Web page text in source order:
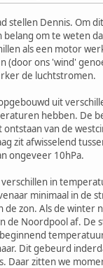
stellen Dennis. Om
belang om te weten
als een motor
(door ons 'wind'
de luchtstromen.
uit
hebben. De
van de
zit afwisselend
ongeveer 10hPa.
in
minimaal in de
de zon. Als de winter
de Noordpool af. De
Dit gebeurd
Daar zitten we